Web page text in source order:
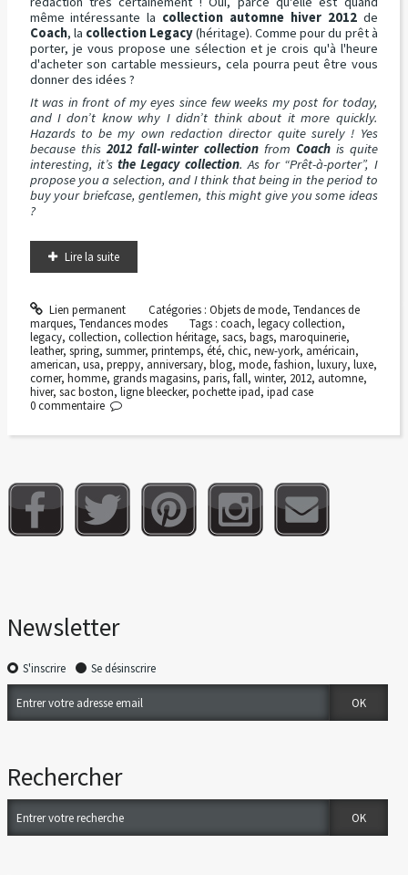
même intéressante la collection automne hiver 2012de
Coach, la collection Legacy(héritage). Comme pour du prêt à
porter, je vous propose une sélection et je crois qu'à l'heure
d'acheter son cartable messieurs, cela pourra peut être vous
donner des idées ?
It was in front of my eyes since few weeks my post for today,
and I don’t know why I didn’t think about it more quickly.
Hazards to be my own redaction director quite surely ! Yes
because this 2012 fall-winter collectionfrom Coachis quite
interesting, it’sthe Legacy collection. As for “Prêt-à-porter”, I
propose you a selection, and I think that being in the period to
buy your briefcase, gentlemen, this might give you some ideas
?
Lire la suite
Lien permanent Catégories : Objets de mode, Tendances de
marques, Tendances modes Tags :coach,legacy collection,
legacy, collection, collection héritage, sacs, bags, maroquinerie,
leather, spring, summer, printemps, été, chic, new-york, américain,
american, usa, preppy, anniversary, blog, mode, fashion, luxury, luxe,
corner, homme, grands magasins, paris, fall, winter, 2012, automne,
hiver, sac boston, ligne bleecker, pochette ipad, ipad case
0 commentaire
Newsletter
S'inscrire Se désinscrire
Rechercher